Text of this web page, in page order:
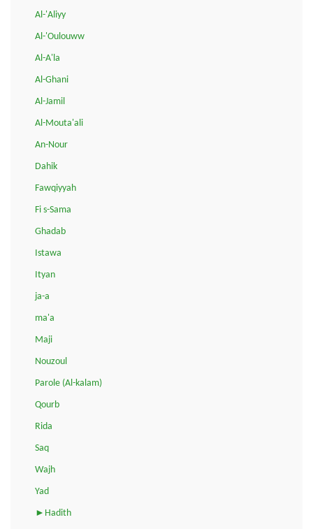
Al-'Aliyy
Al-'Oulouww
Al-A'la
Al-Ghani
Al-Jamil
Al-Mouta'ali
An-Nour
Dahik
Fawqiyyah
Fi s-Sama
Ghadab
Istawa
Ityan
ja-a
ma'a
Maji
Nouzoul
Parole (Al-kalam)
Qourb
Rida
Saq
Wajh
Yad
►Hadith